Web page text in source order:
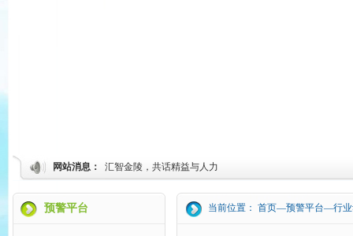
网站消息： 汇智金陵，共话精益与人力
预警平台 当前位置： 首页—预警平台—行